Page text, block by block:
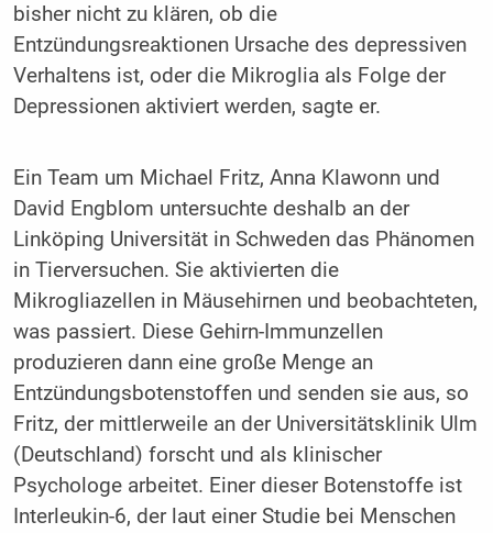
bisher nicht zu klären, ob die
Entzündungsreaktionen Ursache des depressiven
Verhaltens ist, oder die Mikroglia als Folge der
Depressionen aktiviert werden, sagte er.
Ein Team um Michael Fritz, Anna Klawonn und
David Engblom untersuchte deshalb an der
Linköping Universität in Schweden das Phänomen
in Tierversuchen. Sie aktivierten die
Mikrogliazellen in Mäusehirnen und beobachteten,
was passiert. Diese Gehirn-Immunzellen
produzieren dann eine große Menge an
Entzündungsbotenstoffen und senden sie aus, so
Fritz, der mittlerweile an der Universitätsklinik Ulm
(Deutschland) forscht und als klinischer
Psychologe arbeitet. Einer dieser Botenstoffe ist
Interleukin-6, der laut einer Studie bei Menschen